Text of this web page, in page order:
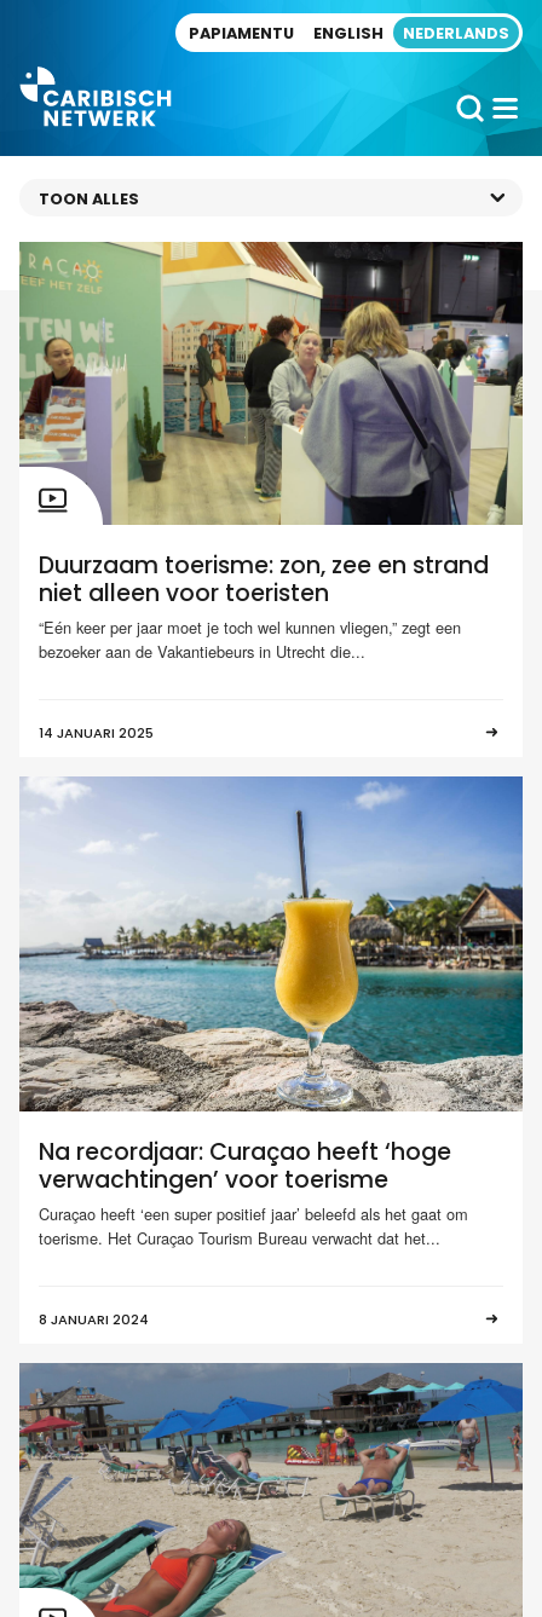
PAPIAMENTU ENGLISH NEDERLANDS
Duurzaam toerisme: zon, zee en strand
niet alleen voor toeristen
“Eén keer per jaar moet je toch wel kunnen vliegen,” zegt een
bezoeker aan de Vakantiebeurs in Utrecht die...
14 JANUARI 2025
Na recordjaar: Curaçao heeft ‘hoge
verwachtingen’ voor toerisme
Curaçao heeft ‘een super positief jaar’ beleefd als het gaat om
toerisme. Het Curaçao Tourism Bureau verwacht dat het...
8 JANUARI 2024